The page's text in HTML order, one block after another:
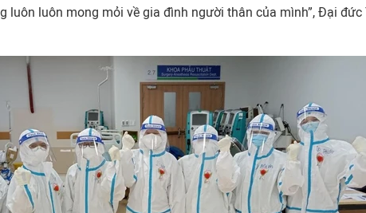
luôn luôn mong mỏi về gia đình người thân của mình”, Đại đức